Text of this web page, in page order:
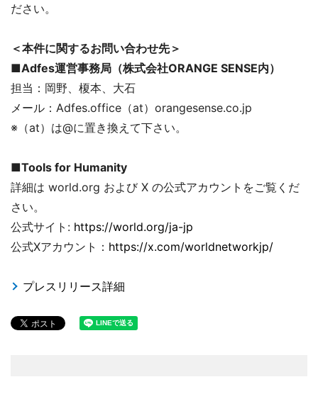
ださい。
＜本件に関するお問い合わせ先＞
■Adfes運営事務局（株式会社ORANGE SENSE内）
担当：岡野、榎本、大石
メール：Adfes.office（at）orangesense.co.jp
※（at）は@に置き換えて下さい。
■Tools for Humanity
詳細は world.org および X の公式アカウントをご覧くだ
さい。
公式サイト: https://world.org/ja-jp
公式Xアカウント： https://x.com/worldnetworkjp/
プレスリリース詳細